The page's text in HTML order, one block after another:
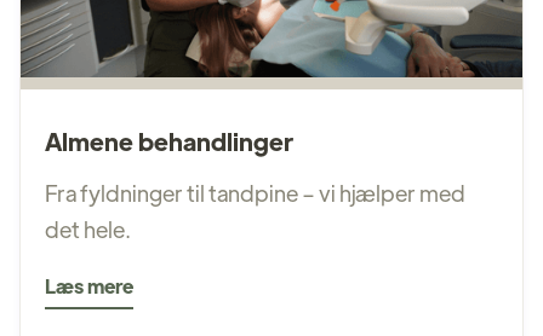
Almene behandlinger
Fra fyldninger til tandpine – vi hjælper med
det hele.
Læs mere